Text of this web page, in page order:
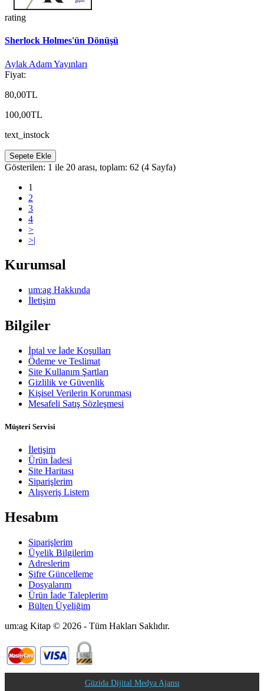
rating
Sherlock Holmes'ün Dönüşü
Aylak Adam Yayınları
Fiyat:
80,00TL
100,00TL
text_instock
Sepete Ekle
Gösterilen: 1 ile 20 arası, toplam: 62 (4 Sayfa)
1
2
3
4
>
>|
Kurumsal
um:ag Hakkında
İletişim
Bilgiler
İptal ve İade Koşulları
Ödeme ve Teslimat
Site Kullanım Şartları
Gizlilik ve Güvenlik
Kişisel Verilerin Korunması
Mesafeli Satış Sözleşmesi
Müşteri Servisi
İletişim
Ürün İadesi
Site Haritası
Siparişlerim
Alışveriş Listem
Hesabım
Siparişlerim
Üyelik Bilgilerim
Adreslerim
Şifre Güncelleme
Dosyalarım
Ürün İade Taleplerim
Bülten Üyeliğim
um:ag Kitap © 2026 - Tüm Hakları Saklıdır.
Güzida Dijital Medya Ajansı